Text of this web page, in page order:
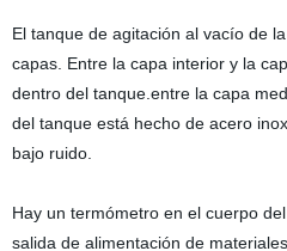
El tanque de agitación al vacío de
capas. Entre la capa interior y la
dentro del tanque.entre la capa
del tanque está hecho de acero
bajo ruido.
Hay un termómetro en el cuerpo
salida de alimentación de